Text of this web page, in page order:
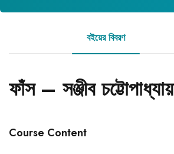
বইয়ের বিবরণ
ফাঁস – সঞ্জীব চট্টোপাধ্যায়
Course Content